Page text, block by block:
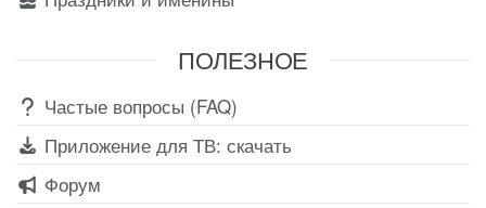
ПОЛЕЗНОЕ
Частые вопросы (FAQ)
Приложение для ТВ: скачать
Форум